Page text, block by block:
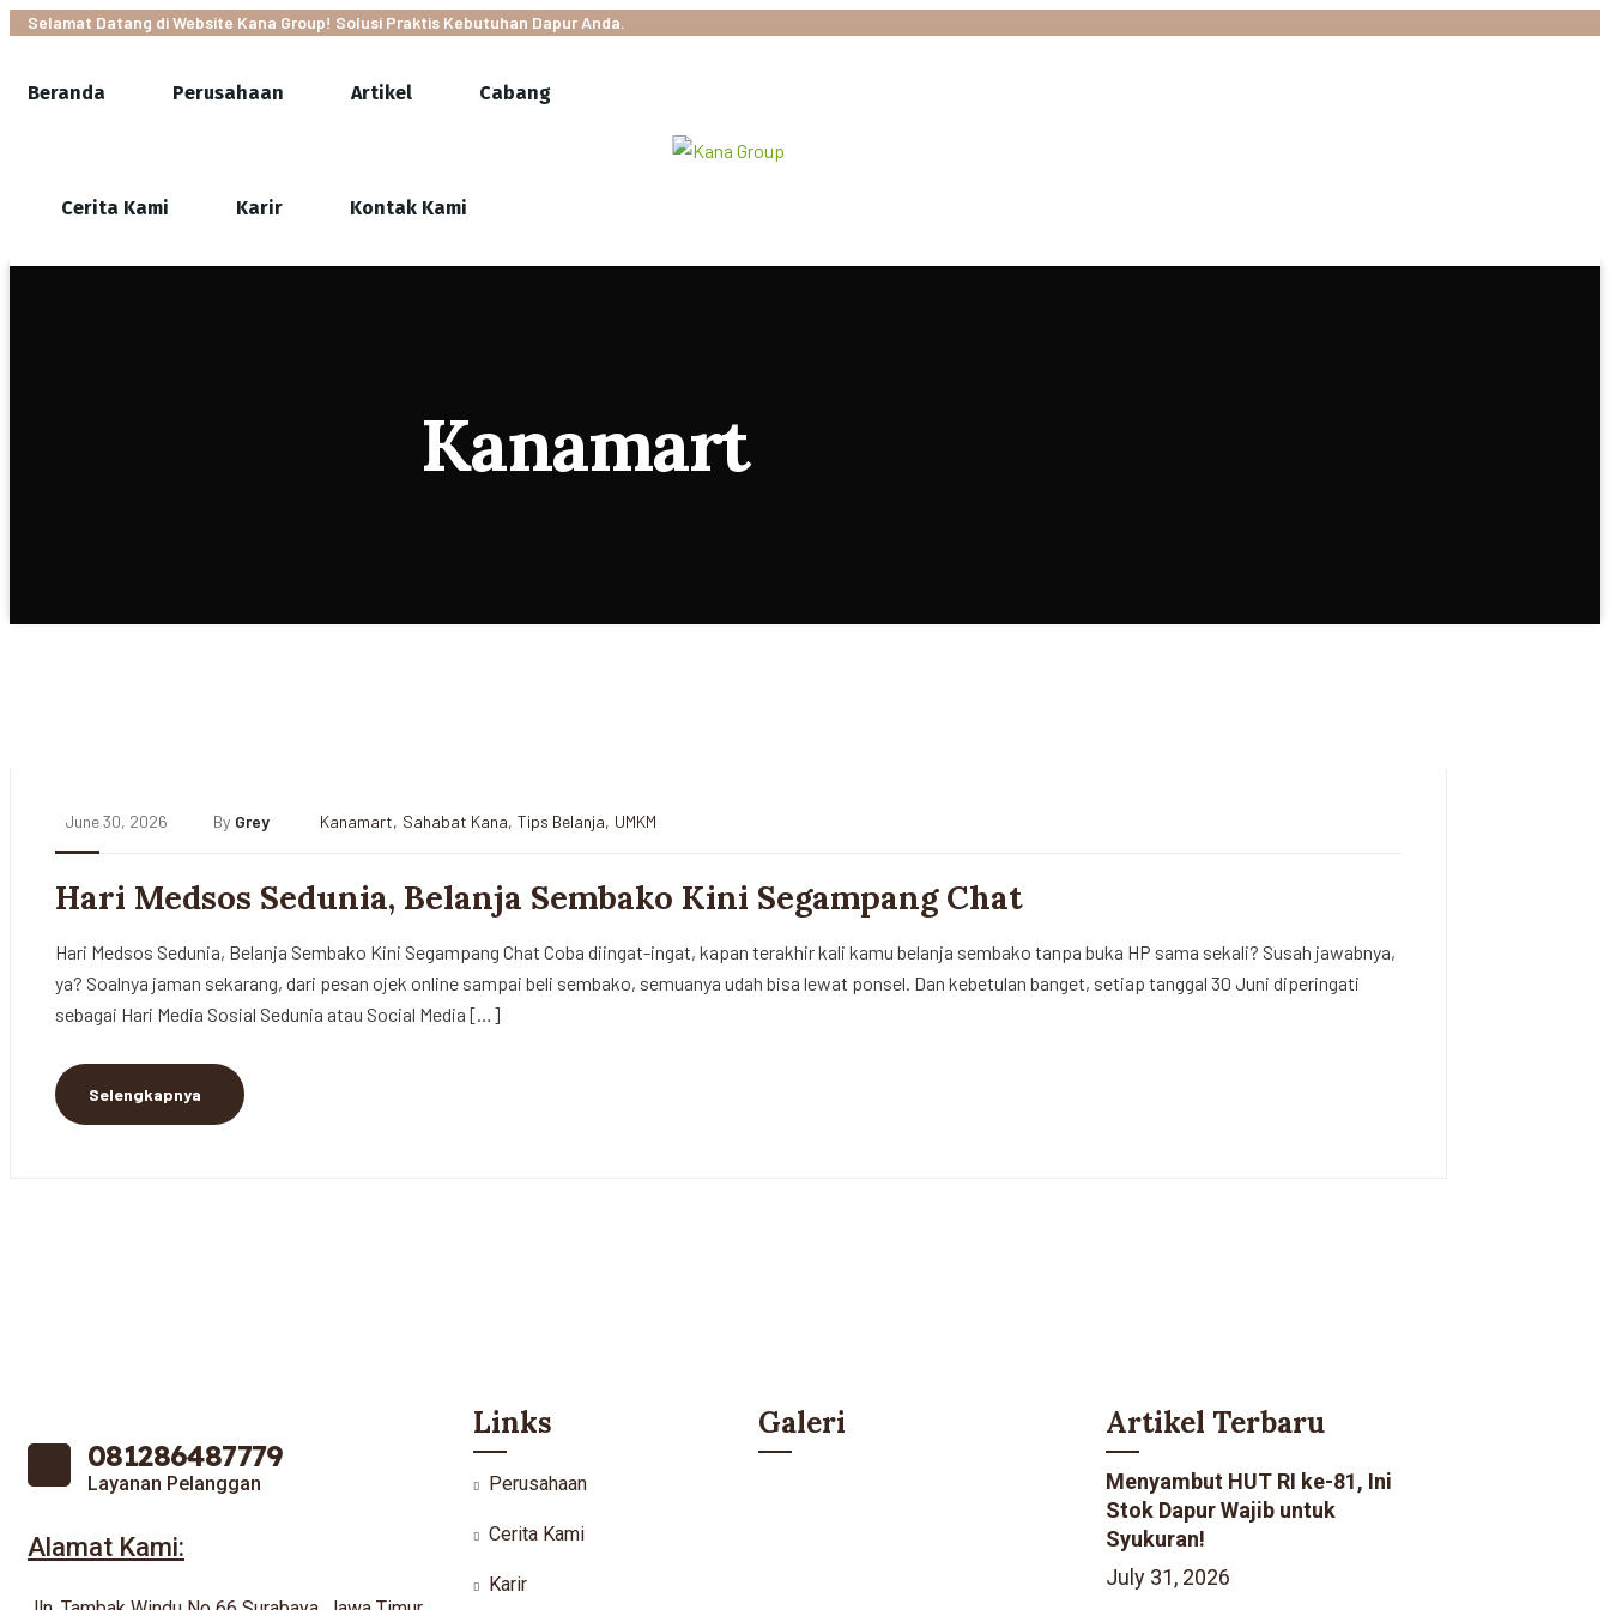
Selamat Datang di Website Kana Group! Solusi Praktis Kebutuhan Dapur Anda.
Beranda Perusahaan Artikel Cabang
Cerita Kami Karir Kontak Kami
Kanamart
June 30, 2026 By Grey Kanamart, Sahabat Kana, Tips Belanja, UMKM
Hari Medsos Sedunia, Belanja Sembako Kini Segampang Chat
Hari Medsos Sedunia, Belanja Sembako Kini Segampang Chat Coba diingat-ingat, kapan terakhir kali kamu belanja sembako tanpa buka HP sama sekali? Susah jawabnya,
ya? Soalnya jaman sekarang, dari pesan ojek online sampai beli sembako, semuanya udah bisa lewat ponsel. Dan kebetulan banget, setiap tanggal 30 Juni diperingati
sebagai Hari Media Sosial Sedunia atau Social Media […]
Selengkapnya
081286487779
Layanan Pelanggan
Alamat Kami:
Links
Perusahaan
Cerita Kami
Karir
Galeri Artikel Terbaru
Menyambut HUT RI ke-81, Ini
Stok Dapur Wajib untuk
Syukuran!
July 31, 2026